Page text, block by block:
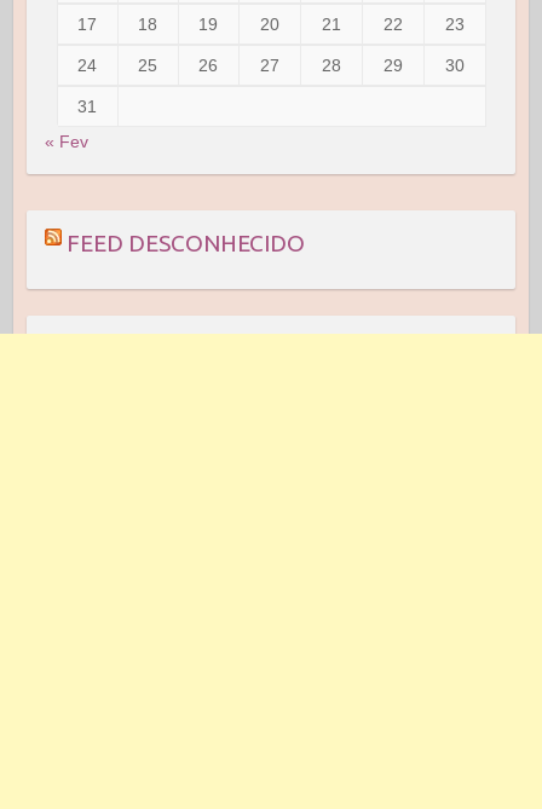
17 18 19 20 21 22 23
24 25 26 27 28 29 30
31
« Fev
FEED DESCONHECIDO